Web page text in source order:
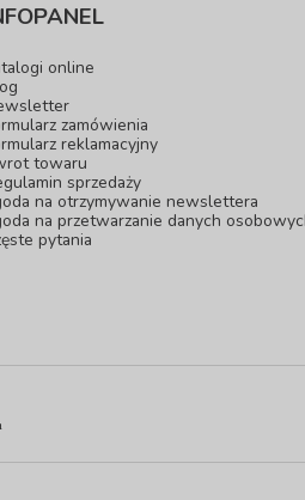
online
zamówienia
reklamacyjny
towaru
sprzedaży
na otrzymywanie newslettera
na przetwarzanie danych
pytania